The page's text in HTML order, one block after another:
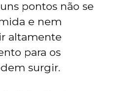
pontos não se
e nem
altamente
para os
surgir.